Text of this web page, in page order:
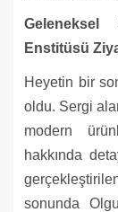
Geleneksel
Enstitüsü
Heyetin bir
oldu. Sergi
modern
hakkında
sonunda